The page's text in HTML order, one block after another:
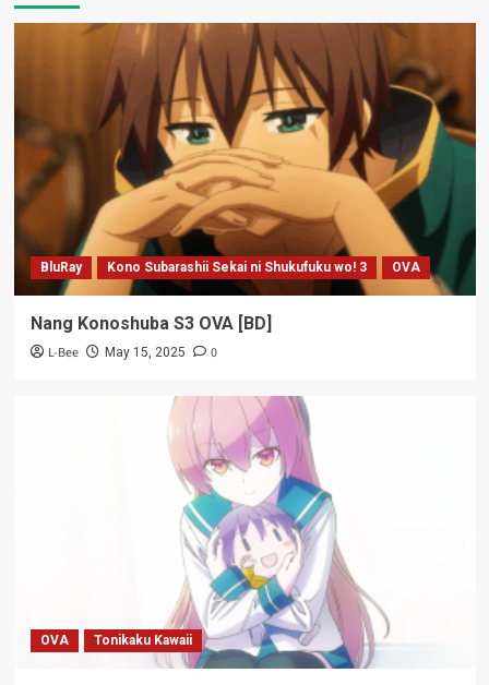
BluRay Kono Subarashii Sekai ni Shukufuku wo! 3 OVA
Nang Konoshuba S3 OVA [BD]
L-Bee May 15, 2025 0
OVA Tonikaku Kawaii